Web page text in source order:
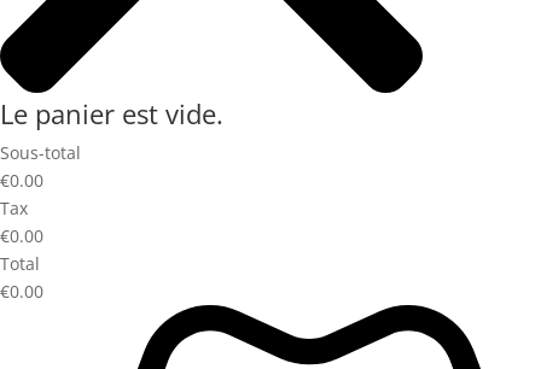
Le panier est vide.
Sous-total
€0.00
Tax
€0.00
Total
€0.00